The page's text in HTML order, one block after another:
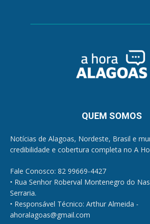
QUEM SOMOS
Notícias de Alagoas, Nordeste, Brasil e
credibilidade e cobertura completa no A
Fale Conosco: 82 99669-4427
• Rua Senhor Roberval Montenegro do
Serraria.
• Responsável Técnico: Arthur Almeida -
ahoralagoas@gmail.com